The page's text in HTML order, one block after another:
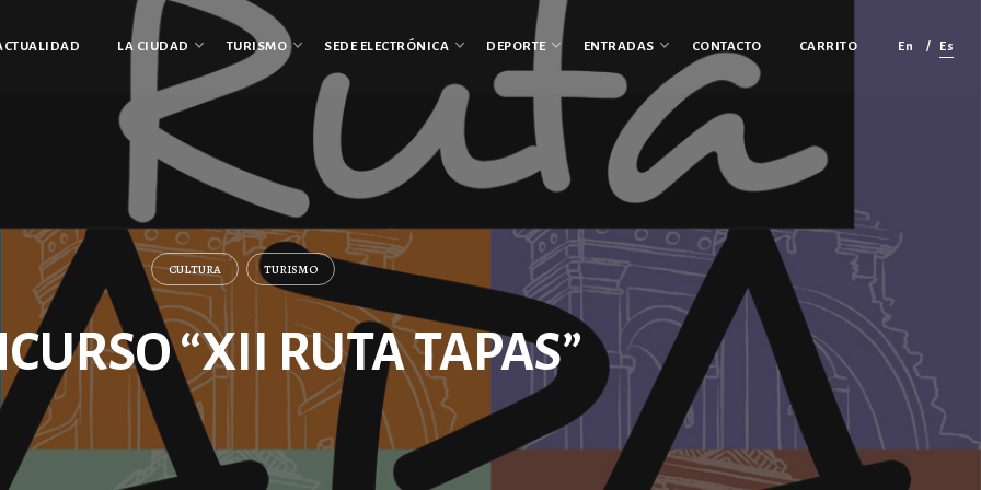
LA CIUDAD TURISMO SEDE ELECTRÓNICA DEPORTE ENTRADAS CONTACTO CARRITO En Es
CULTURA TURISMO
“XII RUTA TAPAS”